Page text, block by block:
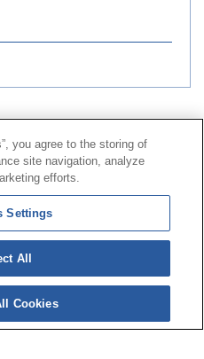
|Zona Privada Comisión de
|Zona Privada Proveedor
del sitio | Aviso legal
de Datos
you agree to the storing of
site navigation, analyze
efforts.
Settings
All
Cookies